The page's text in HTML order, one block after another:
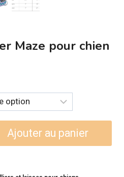
Maze pour chien
:
Ajouter au panier